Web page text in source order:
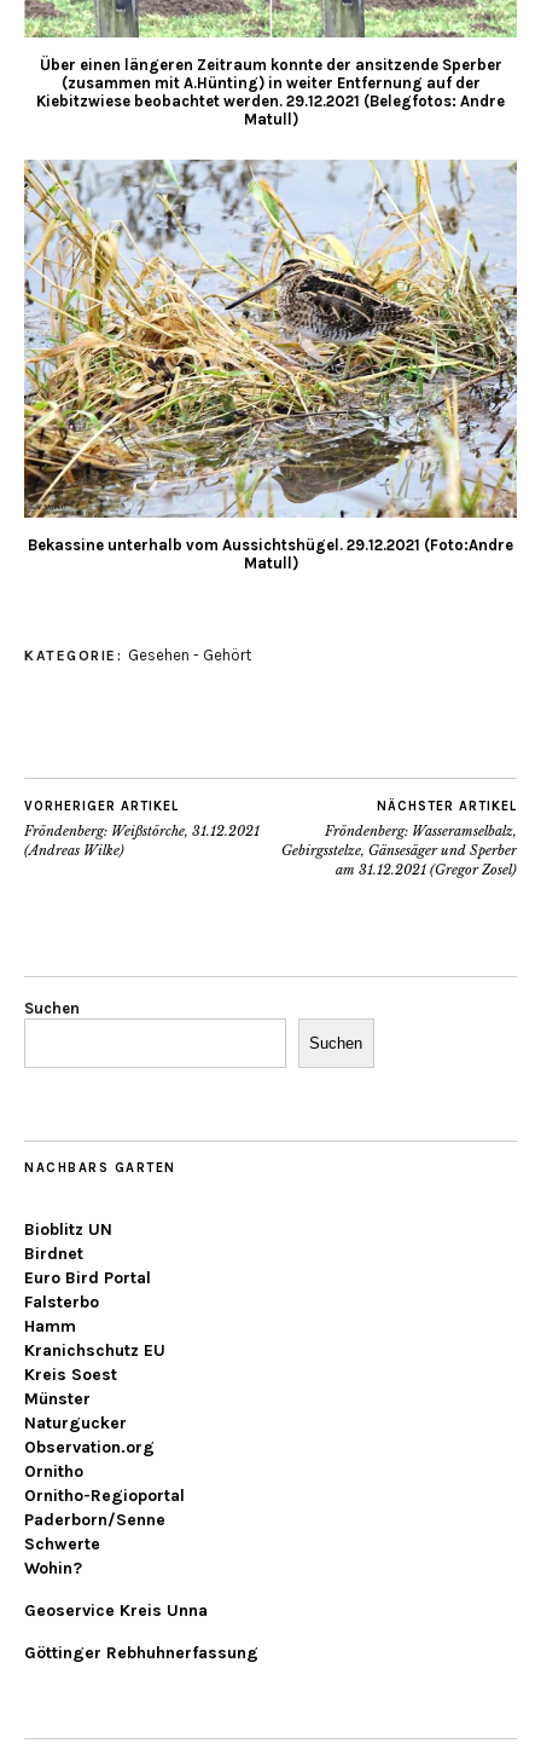
Über einen längeren Zeitraum konnte der ansitzende Sperber
(zusammen mit A.Hünting) in weiter Entfernung auf der
Kiebitzwiese beobachtet werden. 29.12.2021 (Belegfotos: Andre
Matull)
Bekassine unterhalb vom Aussichtshügel. 29.12.2021 (Foto:Andre
Matull)
KATEGORIE: Gesehen - Gehört
VORHERIGER ARTIKEL
Fröndenberg: Weißstörche, 31.12.2021
(Andreas Wilke)
NÄCHSTER ARTIKEL
Fröndenberg: Wasseramselbalz,
Gebirgsstelze, Gänsesäger und Sperber
am 31.12.2021 (Gregor Zosel)
Suchen
Suchen
NACHBARS GARTEN
Bioblitz UN
Birdnet
Euro Bird Portal
Falsterbo
Hamm
Kranichschutz EU
Kreis Soest
Münster
Naturgucker
Observation.org
Ornitho
Ornitho-Regioportal
Paderborn/Senne
Schwerte
Wohin?
Geoservice Kreis Unna
Göttinger Rebhuhnerfassung